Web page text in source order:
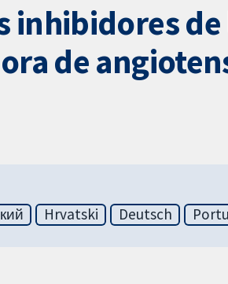
inhibidores
de
Hrvatski Deutsch